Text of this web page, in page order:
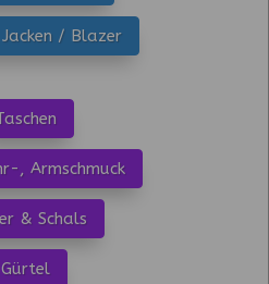
/ Blazer
, Armschmuck
& Schals
Gürtel